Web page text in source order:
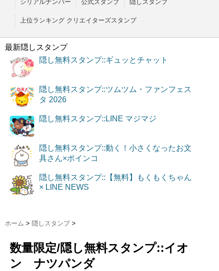
シリアルナンバー 公式スタンプ 隠しスタンプ
上位ランキング クリエイターズスタンプ
最新隠しスタンプ
隠し無料スタンプ::ギュッとチャット
隠し無料スタンプ::ツムツム・ファンフェス
タ 2026
隠し無料スタンプ::LINE マジマジ
隠し無料スタンプ::動く！小さくなったお文
具さん×ポインコ
隠し無料スタンプ::【無料】もくもくちゃん
× LINE NEWS
ホーム > 隠しスタンプ >
数量限定/隠し無料スタンプ::イオ
ン ナツパンダ